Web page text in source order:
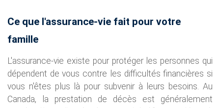
Ce que l'assurance-vie fait pour votre
famille
L'assurance-vie existe pour protéger les personnes qui
dépendent de vous contre les difficultés financières si
vous n'êtes plus là pour subvenir à leurs besoins. Au
Canada, la prestation de décès est généralement